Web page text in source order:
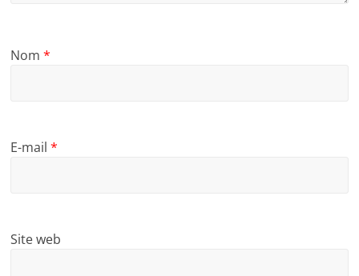
Nom*
E-mail*
Site web